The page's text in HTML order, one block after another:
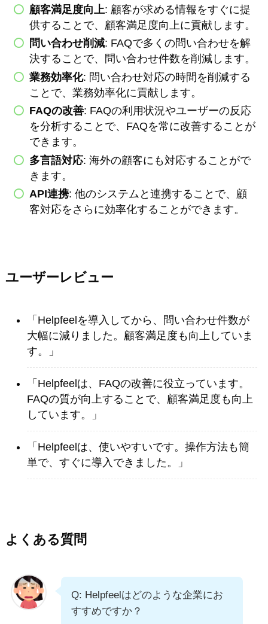
顧客満足度向上: 顧客が求める情報をすぐに提
供することで、顧客満足度向上に貢献します。
問い合わせ削減: FAQで多くの問い合わせを解
決することで、問い合わせ件数を削減します。
業務効率化: 問い合わせ対応の時間を削減する
ことで、業務効率化に貢献します。
FAQの改善: FAQの利用状況やユーザーの反応
を分析することで、FAQを常に改善することが
できます。
多言語対応: 海外の顧客にも対応することがで
きます。
API連携: 他のシステムと連携することで、顧
客対応をさらに効率化することができます。
ユーザーレビュー
「Helpfeelを導入してから、問い合わせ件数が
大幅に減りました。顧客満足度も向上していま
す。」
「Helpfeelは、FAQの改善に役立っています。
FAQの質が向上することで、顧客満足度も向上
しています。」
「Helpfeelは、使いやすいです。操作方法も簡
単で、すぐに導入できました。」
よくある質問
Q: Helpfeelはどのような企業にお
すすめですか？